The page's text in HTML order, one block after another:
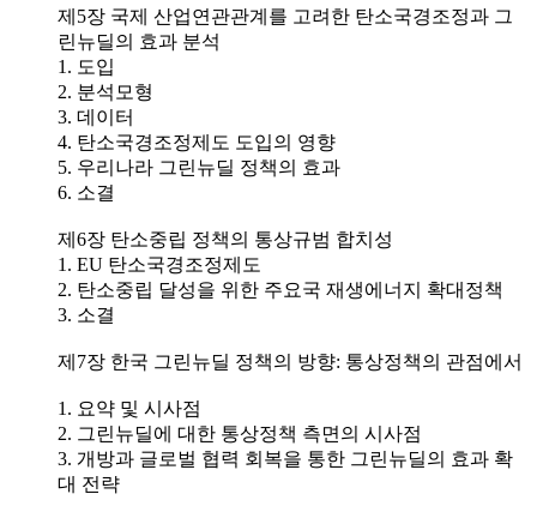
제5장 국제 산업연관관계를 고려한 탄소국경조정과 그
린뉴딜의 효과 분석
1. 도입
2. 분석모형
3. 데이터
4. 탄소국경조정제도 도입의 영향
5. 우리나라 그린뉴딜 정책의 효과
6. 소결
제6장 탄소중립 정책의 통상규범 합치성
1. EU 탄소국경조정제도
2. 탄소중립 달성을 위한 주요국 재생에너지 확대정책
3. 소결
제7장 한국 그린뉴딜 정책의 방향: 통상정책의 관점에서
1. 요약 및 시사점
2. 그린뉴딜에 대한 통상정책 측면의 시사점
3. 개방과 글로벌 협력 회복을 통한 그린뉴딜의 효과 확
대 전략